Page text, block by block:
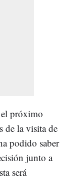
próximo
de la visita de
podido saber
junto a
será